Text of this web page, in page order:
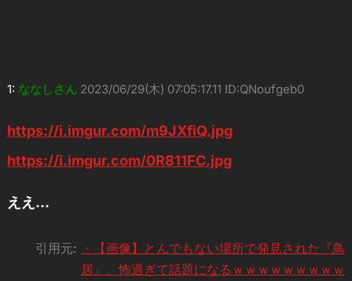
1: ななしさん 2023/06/29(木) 07:05:17.11 ID:QNoufgeb0
https://i.imgur.com/m9JXfiQ.jpg
https://i.imgur.com/0R811FC.jpg
ええ…
引用元:
・【画像】とんでもない場所で発見された『鳥
居』、怖過ぎて話題になるｗｗｗｗｗｗｗｗｗ